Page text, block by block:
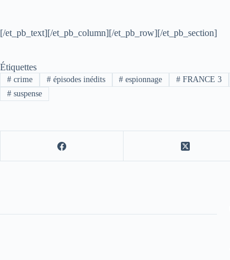
[/et_pb_text][/et_pb_column][/et_pb_row][/et_pb_section]
Étiquettes
#crime #épisodes inédits # espionnage # FRANCE 3
#suspense